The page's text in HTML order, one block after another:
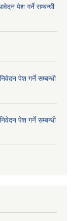
पेश गर्ने सम्बन्धी
पेश गर्ने सम्बन्धी
पेश गर्ने सम्बन्धी